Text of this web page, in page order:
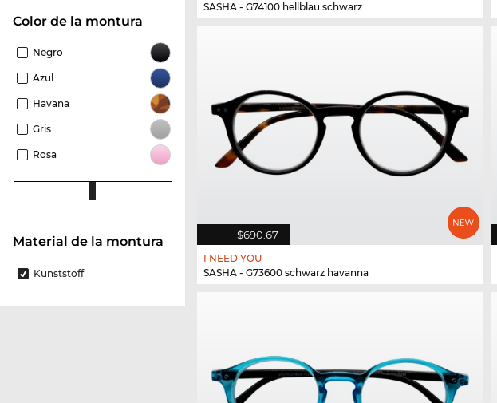
Color de la montura
Negro
Azul
Havana
Gris
Rosa
Material de la montura
Kunststoff
SASHA - G74100 hellblau schwarz
$690.67
I NEED YOU
SASHA - G73600 schwarz havanna